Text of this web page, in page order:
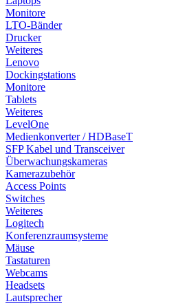
Monitore
LTO-Bänder
Drucker
Weiteres
Lenovo
Dockingstations
Monitore
Tablets
Weiteres
LevelOne
Medienkonverter / HDBaseT
SFP Kabel und Transceiver
Überwachungskameras
Kamerazubehör
Access Points
Switches
Weiteres
Logitech
Konferenzraumsysteme
Mäuse
Tastaturen
Webcams
Headsets
Lautsprecher